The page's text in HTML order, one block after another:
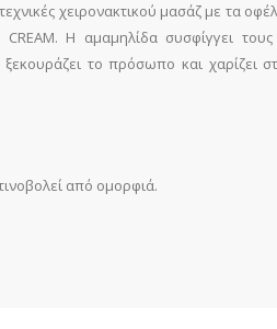
χειρονακτικού μασάζ με τα
CREAM. Η αμαμηλίδα συσφίγγει
το πρόσωπο και χαρίζει
από ομορφιά.